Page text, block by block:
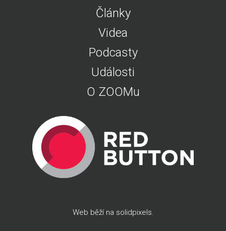
Články
Videa
Podcasty
Události
O ZOOMu
Web běží na solidpixels.